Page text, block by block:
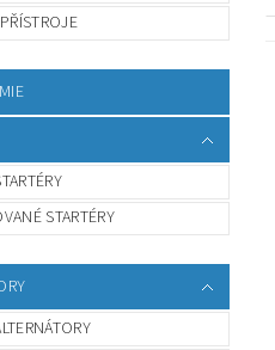
STARTÉRY